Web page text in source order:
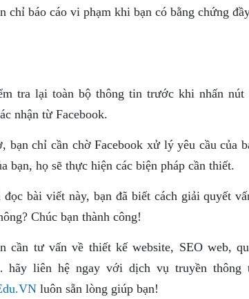
chỉ báo cáo vi phạm khi bạn có bằng chứng
tra lại toàn bộ thông tin trước khi nhấn
nhận từ Facebook.
bạn chỉ cần chờ Facebook xử lý yêu cầu của
bạn, họ sẽ thực hiện các biện pháp cần thiết.
đọc bài viết này, bạn đã biết cách giải quyết
Chúc bạn thành công!
cần tư vấn về thiết kế website, SEO web,
liên hệ ngay với dịch vụ truyền thông
luôn sẵn lòng giúp bạn!